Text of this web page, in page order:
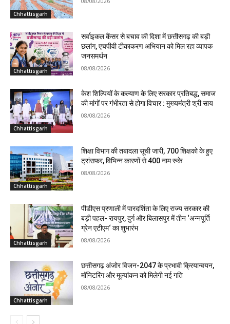
Chhattisgarh
Chhattisgarh
सर्वाइकल कैंसर से बचाव की दिशा में छत्तीसगढ़ की बड़ी
छलांग, एचपीवी टीकाकरण अभियान को मिल रहा व्यापक
जनसमर्थन
08/08/2026
Chhattisgarh
केश शिल्पियों के कल्याण के लिए सरकार प्रतिबद्ध, समाज
की मांगों पर गंभीरता से होगा विचार : मुख्यमंत्री श्री साय
08/08/2026
Chhattisgarh
शिक्षा विभाग की तबादला सूची जारी, 700 शिक्षको के हुए
ट्रांसफर, विभिन्न कारणों से 400 नाम रुके
08/08/2026
Chhattisgarh
पीडीएस प्रणाली में पारदर्शिता के लिए राज्य सरकार की
बड़ी पहल- रायपुर, दुर्ग और बिलासपुर में तीन ‘अन्नपूर्ति
ग्रेन एटीएम‘ का शुभारंभ
08/08/2026
Chhattisgarh
छत्तीसगढ़ अंजोर विजन-2047 के प्रभावी क्रियान्वयन,
मॉनिटरिंग और मूल्यांकन को मिलेगी नई गति
08/08/2026